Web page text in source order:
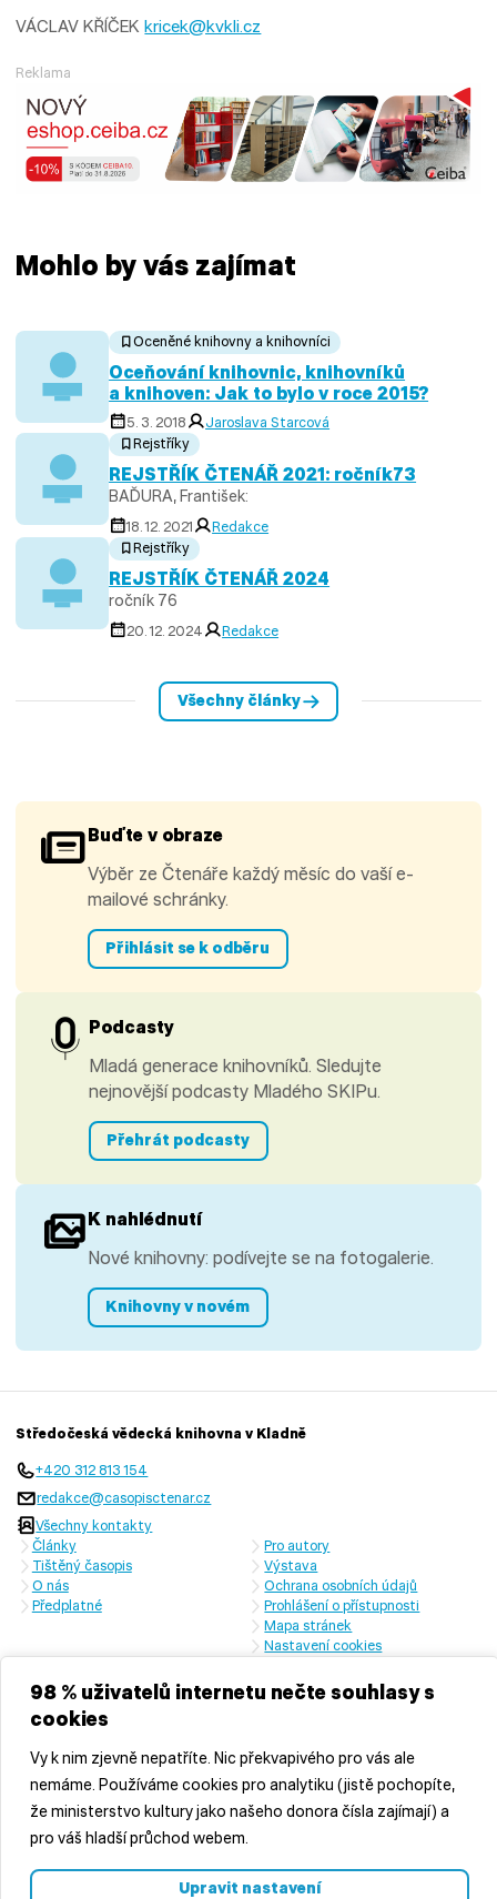
98 % uživatelů internetu nečte souhlasy s
cookies
Vy k nim zjevně nepatříte. Nic překvapivého pro vás ale
nemáme. Používáme cookies pro analytiku (jistě pochopíte,
že ministerstvo kultury jako našeho donora čísla zajímají) a
pro váš hladší průchod webem.
Upravit nastavení
VÁCLAV KŘÍČEKkricek@kvkli.cz
Reklama
Mohlo by vás zajímat
Oceněné knihovny a knihovníci
Oceňování knihovnic, knihovníků
a knihoven: Jak to bylo v roce 2015?
5. 3. 2018
Jaroslava Starcová
Rejstříky
REJSTŘÍK ČTENÁŘ 2021: ročník73
BAĎURA, František:
18. 12. 2021
Redakce
Rejstříky
REJSTŘÍK ČTENÁŘ 2024
ročník 76
20. 12. 2024 Redakce
Všechny články
Buďte v obraze
Výběr ze Čtenáře každý měsíc do vaší e-
mailové schránky.
Přihlásit se k odběru
Podcasty
Mladá generace knihovníků. Sledujte
nejnovější podcasty Mladého SKIPu.
Přehrát podcasty
K nahlédnutí
Nové knihovny: podívejte se na fotogalerie.
Knihovny v novém
Středočeská vědecká knihovna v Kladně
+420 312 813 154
redakce@casopisctenar.cz
Všechny kontakty
Články
Tištěný časopis
O nás
Předplatné
Pro autory
Výstava
Ochrana osobních údajů
Prohlášení o přístupnosti
Mapa stránek
Nastavení cookies
České republiky a Středočeského kraje
© 2026 Středočeská vědecká knihovna v Kladně, příspěvková